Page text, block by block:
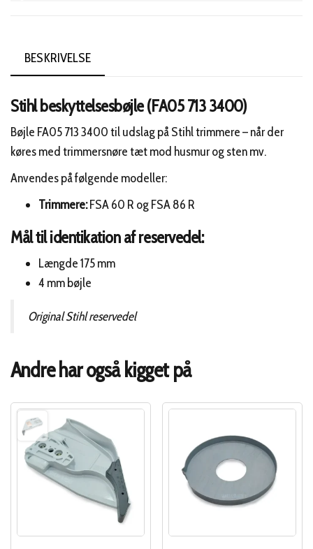
BESKRIVELSE
Stihl beskyttelsesbøjle (FA05 713 3400)
Bøjle FA05 713 3400 til udslag på Stihl trimmere – når der
køres med trimmersnøre tæt mod husmur og sten mv.
Anvendes på følgende modeller:
Trimmere:FSA 60 R og FSA 86 R
Mål til identikation af reservedel:
Længde 175 mm
4 mm bøjle
Original Stihl reservedel
Andre har også kigget på